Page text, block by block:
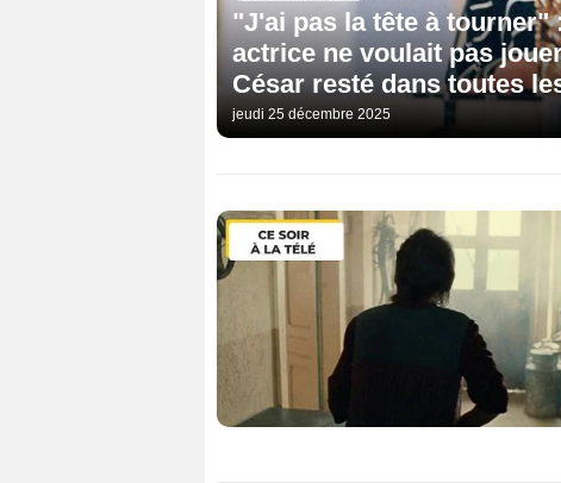
"J'ai pas la tête à tourner"
actrice ne voulait pas
César resté dans toutes
jeudi 25 décembre 2025